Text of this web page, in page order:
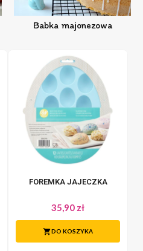
Babka majonezowa
FOREMKA JAJECZKA
35,90 zł
DO KOSZYKA